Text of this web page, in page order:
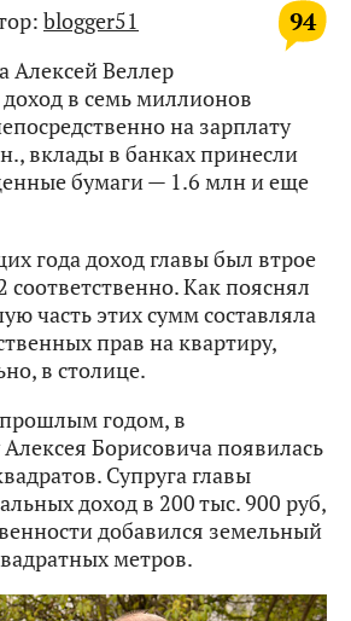
94
blogger51
Алексей Веллер
в семь миллионов
на зарплату
вклады в банках принесли
бумаги — 1.6 млн и еще
года доход главы был втрое
Как пояснял
часть этих сумм составляла
прав на квартиру,
в столице.
годом, в
Алексея Борисовича появилась
Супруга главы
доход в 200 тыс. 900 руб,
добавился земельный
метров.